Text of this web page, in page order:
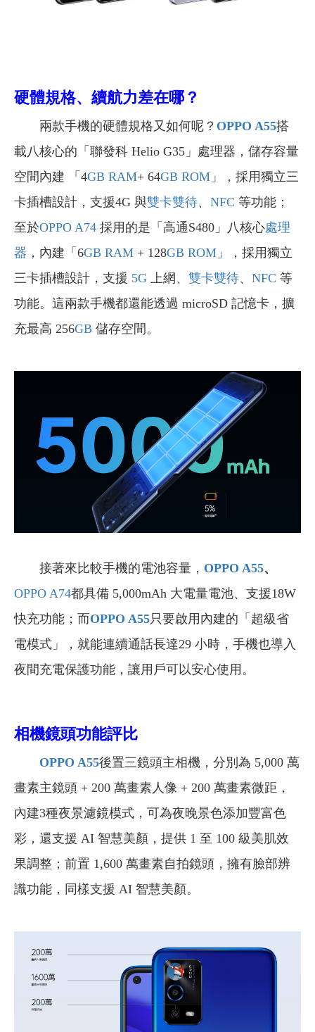
硬體規格、續航力差在哪？
兩款手機的硬體規格又如何呢？ OPPO A55搭
載八核心的「聯發科 Helio G35」處理器，儲存容量
空間內建 「4GB RAM+ 64GB ROM 」，採用獨立三
卡插槽設計，支援4G 與雙卡雙待、 NFC 等功能 ；
至於OPPO A74 採用的是「 高通S480 」八核心處理
器 ，內建「6GB RAM + 128GB ROM 」
，採用獨立
三卡插槽設計，支援 5G 上網、 雙卡雙待、 NFC 等
功能。這兩款手機都還能透過 microSD 記憶卡，擴
充最高 256GB 儲存空間。
接著來比較手機的電池容量， OPPO A55、
OPPO A74都具備 5,000mAh 大電量電池、支援18W
快充功能；而OPPO A55只要啟用內建的「超級省
電模式」，就能連續通話長達29 小時，手機也導入
夜間充電保護功能，讓用戶可以安心使用。
相機鏡頭功能評比
OPPO A55後置三鏡頭主相機，分別為 5,000 萬
畫素主鏡頭 + 200 萬畫素人像 + 200 萬畫素微距，
內建3種夜景濾鏡模式，可為夜晚景色添加豐富色
彩，還支援 AI 智慧美顏，提供 1 至 100 級美肌效
果調整；前置 1,600 萬畫素自拍鏡頭，擁有臉部辨
識功能，同樣支援 AI 智慧美顏。